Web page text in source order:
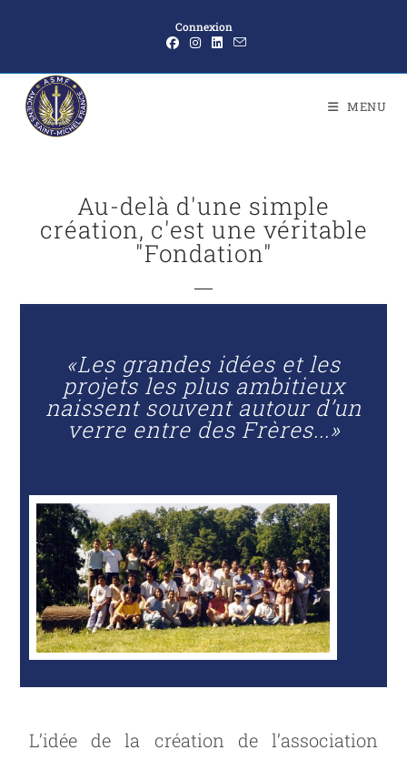
Connexion
MENU
Au-delà d'une simple
création, c'est une véritable
"Fondation"
«Les grandes idées et les
projets les plus ambitieux
naissent souvent autour d’un
verre entre des Frères...»
L’idée de la création de l’association